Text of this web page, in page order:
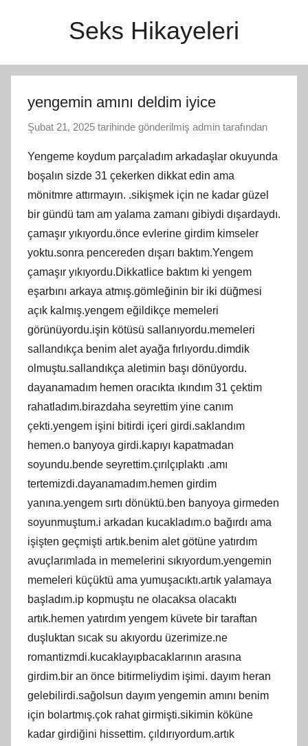
Seks Hikayeleri
yengemin amını deldim iyice
Şubat 21, 2025 tarihinde gönderilmiş admin tarafından
Yengeme koydum parçaladım arkadaşlar okuyunda
boşalın sizde 31 çekerken dikkat edin ama
mönitmre attırmayın. .sikişmek için ne kadar güzel
bir gündü tam am yalama zamanı gibiydi dışardaydı.
çamaşır yıkıyordu.önce evlerine girdim kimseler
yoktu.sonra pencereden dışarı baktım.Yengem
çamaşır yıkıyordu.Dikkatlice baktım ki yengem
eşarbını arkaya atmış.gömleğinin bir iki düğmesi
açık kalmış.yengem eğildikçe memeleri
görünüyordu.işin kötüsü sallanıyordu.memeleri
sallandıkça benim alet ayağa fırlıyordu.dimdik
olmuştu.sallandıkça aletimin başı dönüyordu.
dayanamadım hemen oracıkta ıkındım 31 çektim
rahatladım.birazdaha seyrettim yine canım
çekti.yengem işini bitirdi içeri girdi.saklandım
hemen.o banyoya girdi.kapıyı kapatmadan
soyundu.bende seyrettim.çırılçıplaktı .amı
tertemizdi.dayanamadım.hemen girdim
yanına.yengem sırtı dönüktü.ben banyoya girmeden
soyunmuştum.i arkadan kucakladım.o bağırdı ama
işişten geçmişti artık.benim alet götüne yatırdım
avuçlarımlada in memelerini sıkıyordum.yengemin
memeleri küçüktü ama yumuşacıktı.artık yalamaya
başladım.ip kopmuştu ne olacaksa olacaktı
artık.hemen yatırdım yengem küvete bir taraftan
duşluktan sıcak su akıyordu üzerimize.ne
romantizmdi.kucaklayıpbacaklarının arasına
girdim.bir an önce bitirmeliydim işimi. dayım heran
gelebilirdi.sağolsun dayım yengemin amını benim
için bolartmış.çok rahat girmişti.sikimin köküne
kadar girdiğini hissettim. çıldırıyordum.artık